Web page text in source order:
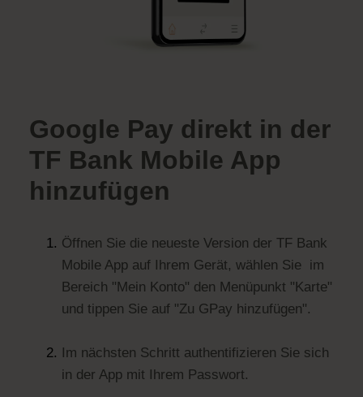
Google Pay direkt in der
TF Bank Mobile App
hinzufügen
Öffnen Sie die neueste Version der TF Bank
Mobile App auf Ihrem Gerät, wählen Sie im
Bereich "Mein Konto" den Menüpunkt "Karte"
und tippen Sie auf "Zu GPay hinzufügen".
Im nächsten Schritt authentifizieren Sie sich
in der App mit Ihrem Passwort.